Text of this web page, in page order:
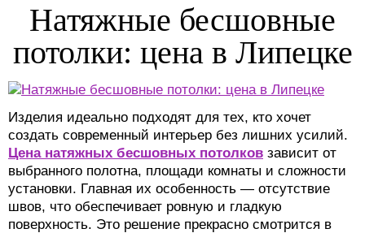
Натяжные бесшовные
потолки: цена в Липецке
Изделия идеально подходят для тех, кто хочет
создать современный интерьер без лишних усилий.
Цена натяжных бесшовных потолков зависит от
выбранного полотна, площади комнаты и сложности
установки. Главная их особенность — отсутствие
швов, что обеспечивает ровную и гладкую
поверхность. Это решение прекрасно смотрится в